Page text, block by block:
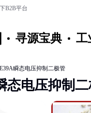
B2B平台
寻源宝典 工
瞬态电压抑制二极管
态电压抑制